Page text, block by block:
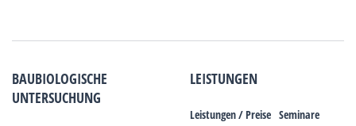
BAUBIOLOGISCHE
UNTERSUCHUNG
LEISTUNGEN
Leistungen / Preise Seminare